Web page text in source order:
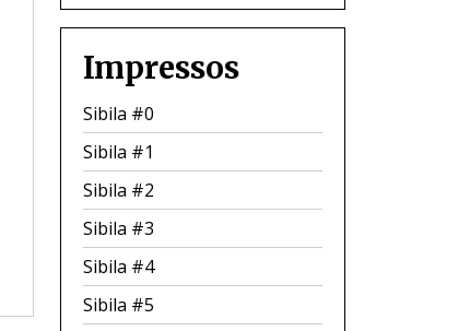
Impressos
Sibila #0
Sibila #1
Sibila #2
Sibila #3
Sibila #4
Sibila #5